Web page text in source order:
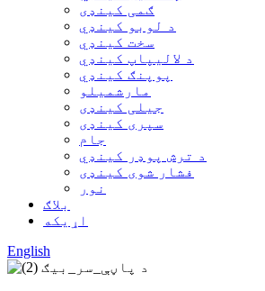
ګمی کینډی
د لوبو کینډي
سخت کینډي
د لالیپاپ کینډي
پوپنګ کینډي
مارشميلو
جیلی کینډی
سپری کینډی
جام
د ترش پوډر کینډي
فشار شوی کینډی
نور
بلاګ
اړیکه
English